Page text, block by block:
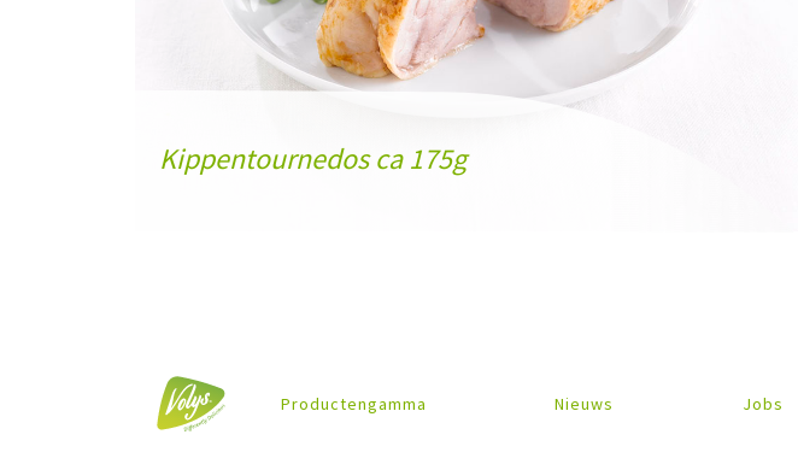
Kippentournedos ca 175g
Productengamma Nieuws Jobs